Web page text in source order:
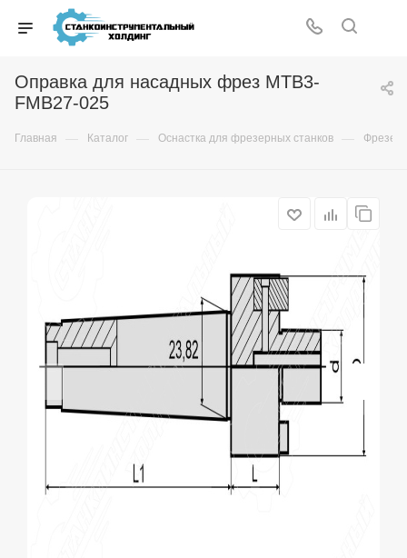
Оправка для насадных фрез MTB3-
FMB27-025
Главная — Каталог — Оснастка для фрезерных станков —